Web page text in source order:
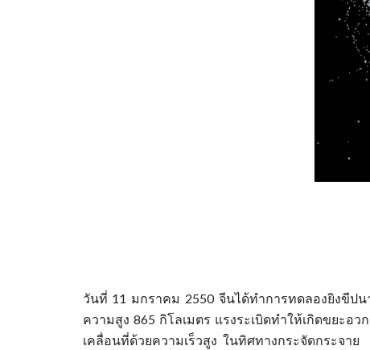
วันที่ 11 มกราคม 2550 จีนได้ทำการทดลองยิงขีปน
ความสูง 865 กิโลเมตร แรงระเบิดทำให้เกิดขยะ
เคลื่อนที่ด้วยความเร็วสูง ในทิศทางกระจัดกระจ